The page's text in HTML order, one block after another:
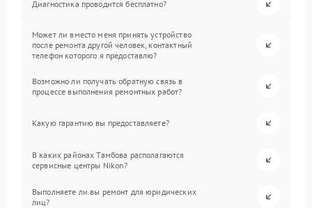
Диагностика проводится бесплатно?
Может ли вместо меня принять устройство
после ремонта другой человек, контактный
телефон которого я предоставлю?
Возможно ли получать обратную связь в
процессе выполнения ремонтных работ?
Какую гарантию вы предоставляете?
В каких районах Тамбова располагаются
сервисные центры Nikon?
Выполняете ли вы ремонт для юридических
лиц?